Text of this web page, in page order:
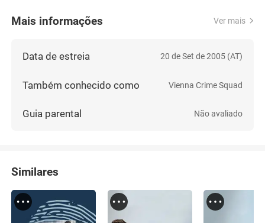
Mais informações Ver mais
Data de estreia 20 de Set de 2005 (AT)
Também conhecido como Vienna Crime Squad
Guia parental Não avaliado
Similares